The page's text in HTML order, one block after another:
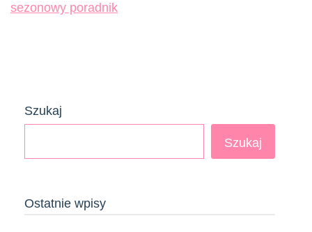
sezonowy poradnik
Szukaj
Szukaj
Ostatnie wpisy